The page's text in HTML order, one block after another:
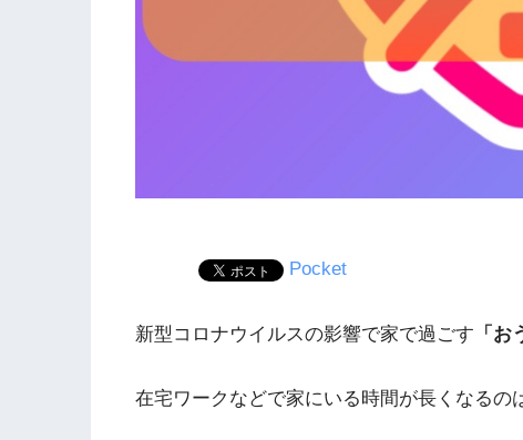
Pocket
新型コロナウイルスの影響で家で過ごす 「お
在宅ワークなどで家にいる時間が長くなるの